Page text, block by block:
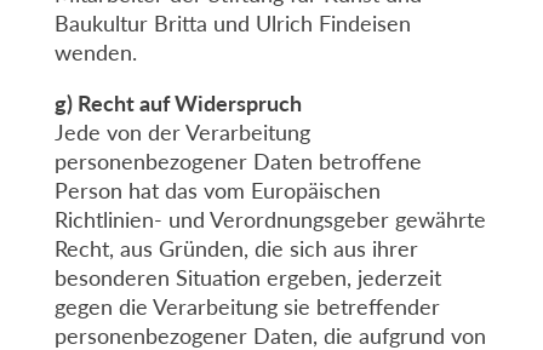
Baukultur Britta und Ulrich Findeisen
wenden.
g) Recht auf Widerspruch
Jede von der Verarbeitung
personenbezogener Daten betroffene
Person hat das vom Europäischen
Richtlinien- und Verordnungsgeber gewährte
Recht, aus Gründen, die sich aus ihrer
besonderen Situation ergeben, jederzeit
gegen die Verarbeitung sie betreffender
personenbezogener Daten, die aufgrund von